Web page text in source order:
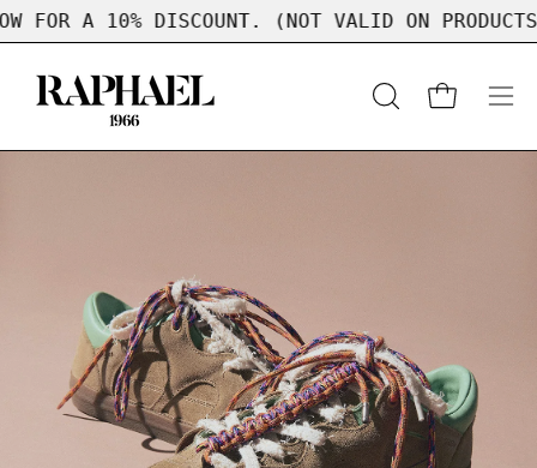
Skip
to
content
A 10% DISCOUNT. (NOT VALID ON PRODUCTS
OPENOpen cart